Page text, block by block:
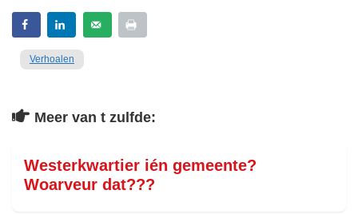
Verhoalen
Meer van t zulfde:
Westerkwartier ién gemeente?
Woarveur dat???